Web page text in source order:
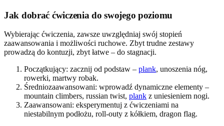
Jak dobrać ćwiczenia do swojego poziomu
Wybierając ćwiczenia, zawsze uwzględniaj swój stopień
zaawansowania i możliwości ruchowe. Zbyt trudne zestawy
prowadzą do kontuzji, zbyt łatwe – do stagnacji.
Początkujący: zacznij od podstaw – plank, unoszenia nóg,
rowerki, martwy robak.
Średniozaawansowani: wprowadź dynamiczne elementy –
mountain climbers, russian twist, plank z uniesieniem nogi.
Zaawansowani: eksperymentuj z ćwiczeniami na
niestabilnym podłożu, roll-outy z kółkiem, dragon flag.